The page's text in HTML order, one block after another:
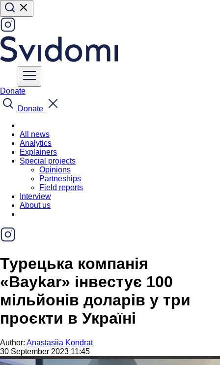
Donate
Donate
All news
Analytics
Explainers
Special projects
Opinions
Partneships
Field reports
Interview
About us
Турецька компанія
«Baykar» інвестує 100
мільйонів доларів у три
проєкти в Україні
Author: Anastasiia Kondrat
30 September 2023 11:45